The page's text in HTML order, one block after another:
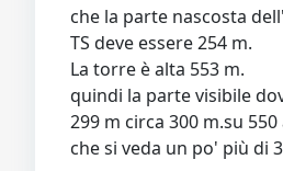
che la parte nascosta
TS deve essere 254 m.
La torre è alta 553 m.
quindi la parte visibile
299 m circa 300 m.su
che si veda un po' più di